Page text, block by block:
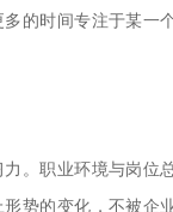
的时间专注于某一
。职业环境与岗位
势的变化，不被企